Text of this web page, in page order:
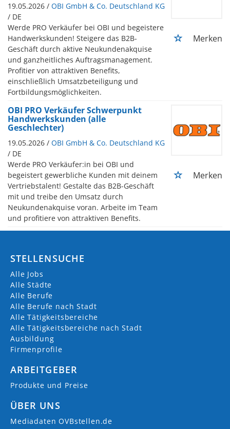
19.05.2026 / OBI GmbH & Co. Deutschland KG
/ DE
Werde PRO Verkäufer bei OBI und begeistere
Handwerkskunden! Steigere das B2B-
Geschäft durch aktive Neukundenakquise
und ganzheitliches Auftragsmanagement.
Profitier von attraktiven Benefits,
einschließlich Umsatzbeteiligung und
Fortbildungsmöglichkeiten.
Merken
OBI PRO Verkäufer Schwerpunkt
Handwerkskunden (alle
Geschlechter)
19.05.2026 / OBI GmbH & Co. Deutschland KG
/ DE
Werde PRO Verkäufer:in bei OBI und
begeistert gewerbliche Kunden mit deinem
Vertriebstalent! Gestalte das B2B-Geschäft
mit und treibe den Umsatz durch
Neukundenakquise voran. Arbeite im Team
und profitiere von attraktiven Benefits.
Merken
STELLENSUCHE
Alle Jobs
Alle Städte
Alle Berufe
Alle Berufe nach Stadt
Alle Tätigkeitsbereiche
Alle Tätigkeitsbereiche nach Stadt
Ausbildung
Firmenprofile
ARBEITGEBER
Produkte und Preise
ÜBER UNS
Mediadaten OVBstellen.de